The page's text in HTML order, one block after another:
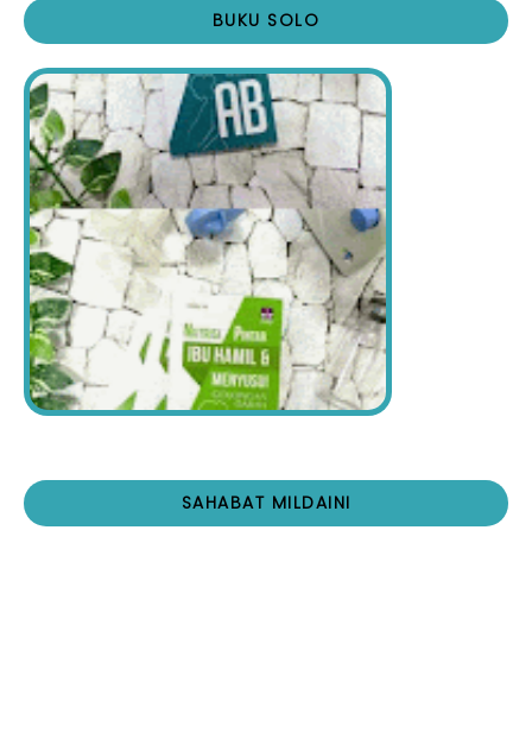
BUKU SOLO
SAHABAT MILDAINI